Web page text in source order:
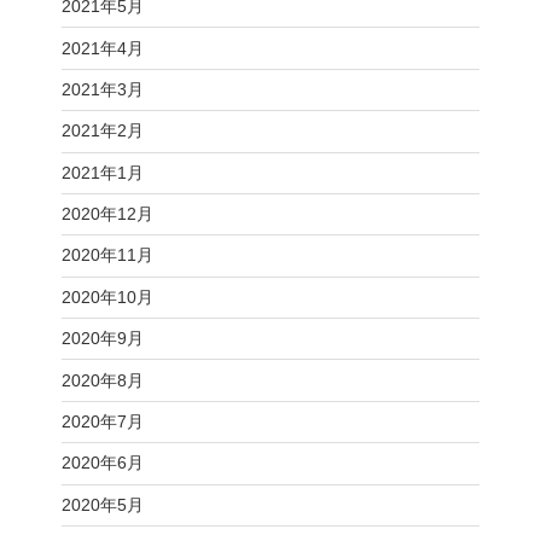
2021年5月
2021年4月
2021年3月
2021年2月
2021年1月
2020年12月
2020年11月
2020年10月
2020年9月
2020年8月
2020年7月
2020年6月
2020年5月